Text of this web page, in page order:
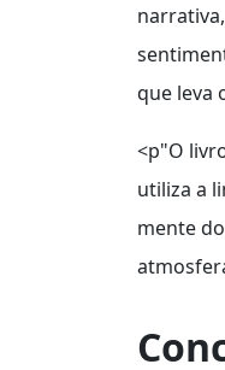
que leva
<p"O
utiliza a
mente